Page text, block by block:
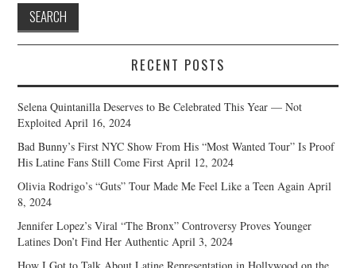
RECENT POSTS
Selena Quintanilla Deserves to Be Celebrated This Year — Not
Exploited April 16, 2024
Bad Bunny’s First NYC Show From His “Most Wanted Tour” Is Proof
His Latine Fans Still Come First April 12, 2024
Olivia Rodrigo’s “Guts” Tour Made Me Feel Like a Teen Again April
8, 2024
Jennifer Lopez’s Viral “The Bronx” Controversy Proves Younger
Latines Don’t Find Her Authentic April 3, 2024